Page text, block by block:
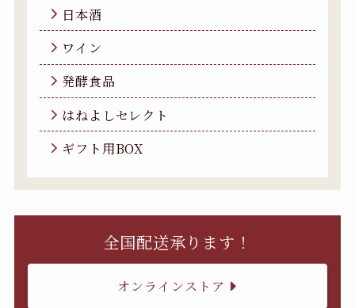
日本酒
ワイン
発酵食品
はねよしセレクト
ギフト用BOX
全国配送承ります！
オンラインストア